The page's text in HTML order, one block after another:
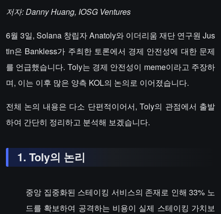
저자: Danny Huang, IOSG Ventures
6월 3일, Solana 창립자 Anatoly와 이더리움 재단 연구원 Jus
tin은 Bankless가 주최한 토론에서 경제 안전성에 대한 문제
를 언급했습니다. Toly는 경제 안전성이 meme이라고 주장하
며, 이는 이후 많은 양측 KOL의 논의로 이어졌습니다.
전체 논의 내용은 다소 단편적이어서, Toly의 관점에서 출발
하여 간단히 정리하고 분석해 보겠습니다.
1. Toly의 논리
중앙 집중화된 스테이킹 서비스의 존재로 인해 33% 노
드를 확보하여 공격하는 비용이 실제 스테이킹 가치보